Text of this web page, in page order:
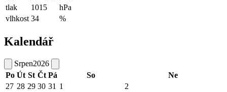
tlak
1015
hPa
vlhkost 34 %
Kalendář
Srpen2026
Po Út St Čt Pá So
Ne
27 28 29 30 31 1 2